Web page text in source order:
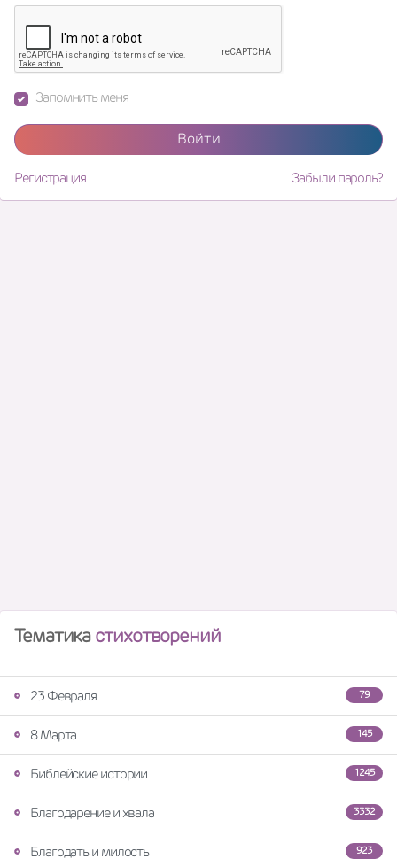
Запомнить меня
Войти
Регистрация Забыли пароль?
Тематикастихотворений
79
23 Февраля
145
8 Марта
1245
Библейские истории
3332
Благодарение и хвала
923
Благодать и милость